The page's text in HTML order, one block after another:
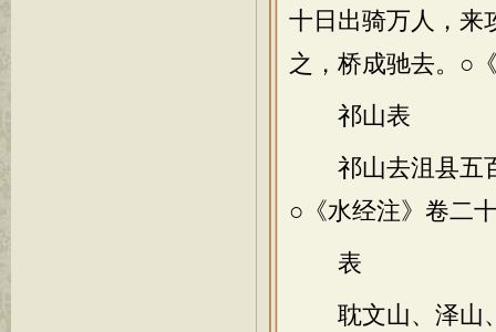
十日出骑万人，来
之，桥成驰去。○
祁山表
祁山去沮县五百
○《水经注》卷二
表
耽文山、泽山、